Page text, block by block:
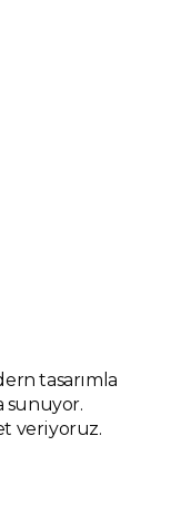
tasarımla
sunuyor.
veriyoruz.